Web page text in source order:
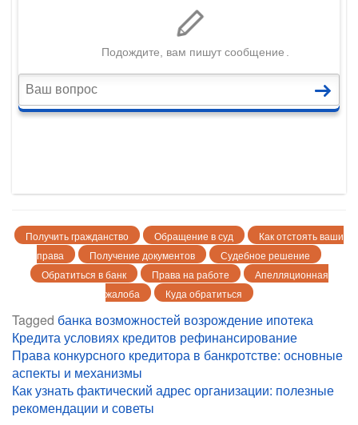
Получить гражданство Обращение в суд
Как отстоять ваши
права
Получение документов
Судебное решение
Обратиться в банк
Права на работе
Апелляционная
жалоба
Куда обратиться
Tagged банка возможностей возрождение ипотека
Кредита условиях кредитов рефинансирование
Навигация
по
записям
Права конкурсного кредитора в банкротстве: основные
аспекты и механизмы
Как узнать фактический адрес организации: полезные
рекомендации и советы